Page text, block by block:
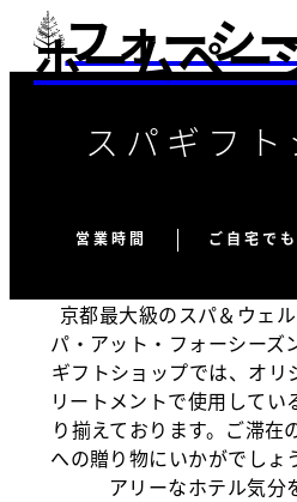
フォーシ
ホームペー
スパギフ
営業時間 ご自宅で
京都最大級のスパ＆ウェ
パ・アット・フォーシーズ
ギフトショップでは、オリ
リートメントで使用して
り揃えております。ご滞
への贈り物にいかがでしょ
アリーなホテル気分